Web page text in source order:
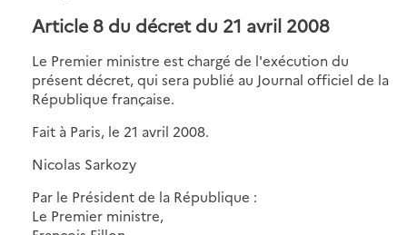
Article 8 du décret du 21 avril 2008
Le Premier ministre est chargé de l'exécution du
présent décret, qui sera publié au Journal officiel de la
République française.
Fait à Paris, le 21 avril 2008.
Nicolas Sarkozy
Par le Président de la République :
Le Premier ministre,